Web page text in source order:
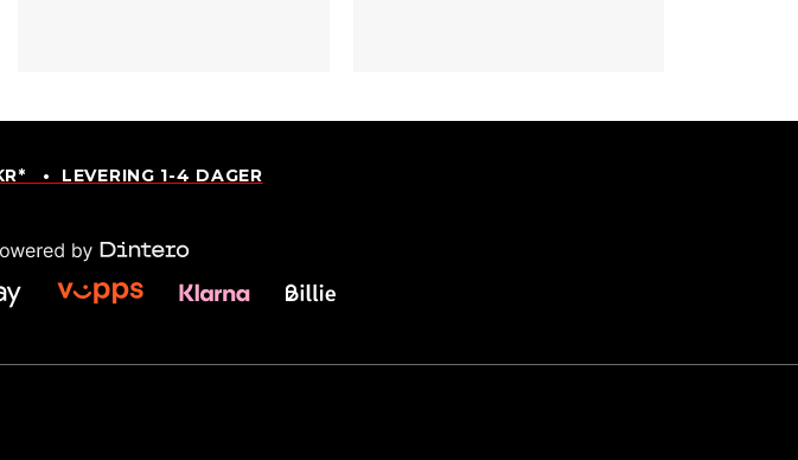
• LEVERING 1-4 DAGER